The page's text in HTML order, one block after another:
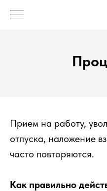
Прием на работу,
отпуска, наложение
часто повторяются.
Как правильно